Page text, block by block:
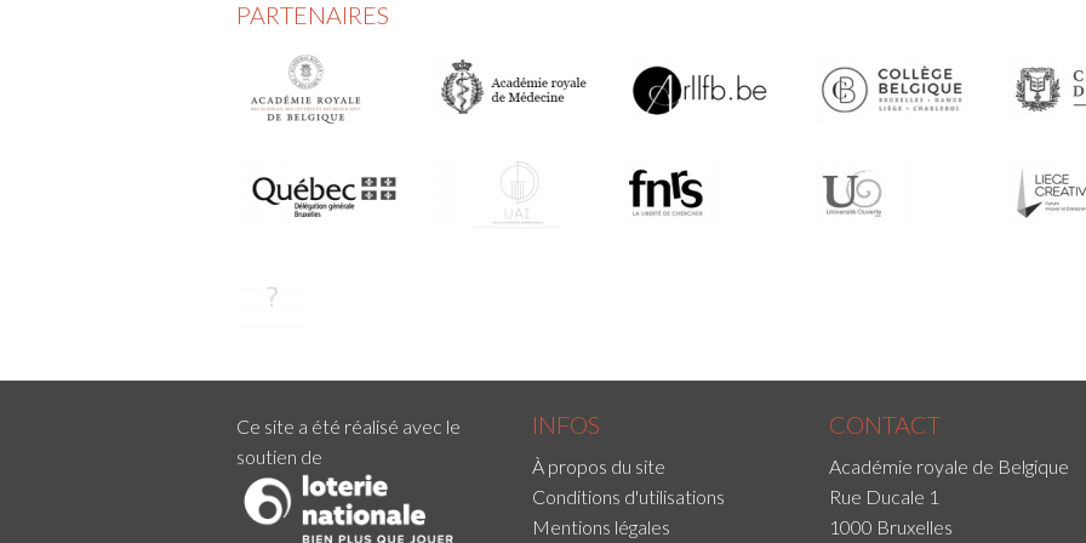
PARTENAIRES
Ce site a été réalisé avec le
soutien de
INFOS
À propos du site
Conditions d'utilisations
Mentions légales
CONTACT
Académie royale de Belgique
Rue Ducale 1
1000 Bruxelles